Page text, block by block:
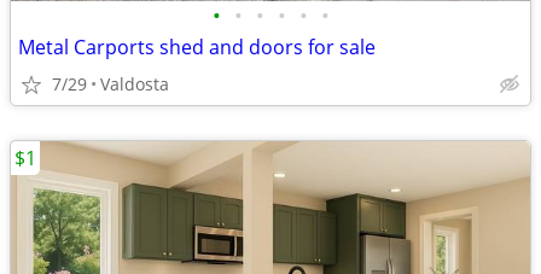
• • • • • •
Metal Carports shed and doors for sale
7/29 Valdosta
$1